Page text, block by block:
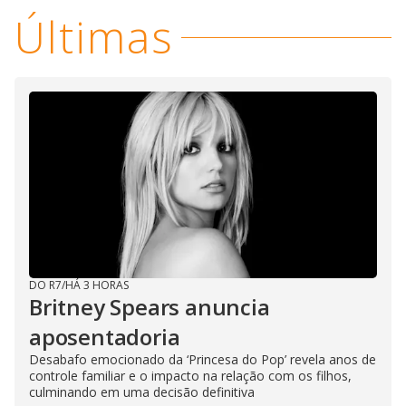
i
d
e
o
Últimas
DO R7/HÁ 3 HORAS
Britney Spears anuncia
aposentadoria
Desabafo emocionado da ‘Princesa do Pop’ revela anos de
controle familiar e o impacto na relação com os filhos,
culminando em uma decisão definitiva